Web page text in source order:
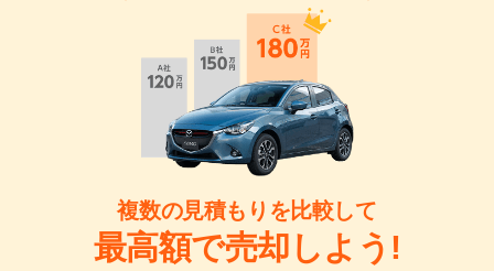
複数の見積もりを比較して
最高額で売却しよう!